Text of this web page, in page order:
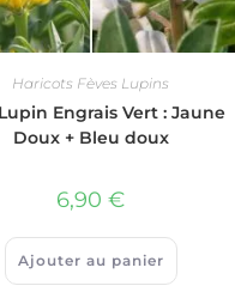
Haricots Fèves Lupins
Engrais Vert : Jaune
Doux + Bleu doux
6,90€
Ajouter au panier